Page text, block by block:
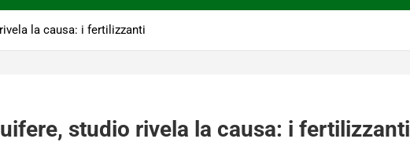
la causa: i fertilizzanti
studio rivela la causa: i fertilizzanti